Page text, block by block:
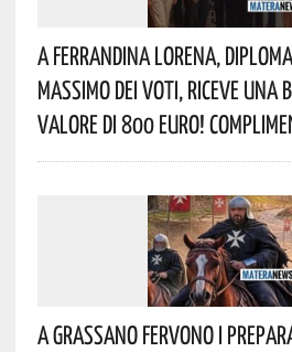
A Ferrandina Lorena,
Massimo Dei Voti, Riceve Una
Valore Di 800 Euro!
A Grassano Fervono I